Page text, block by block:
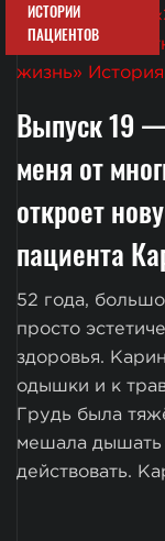
ИСТОРИИ
ПАЦИЕНТОВ
Выпуск 19
меня от
откроет
пациента
52 года,
просто
здоровья.
одышки и к
Грудь была
мешала дышать
действовать.